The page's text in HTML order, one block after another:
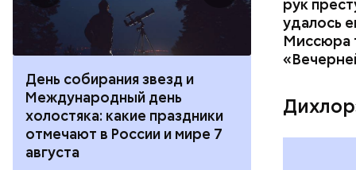
День собирания звезд и
Международный день
холостяка: какие праздники
отмечают в России и мире 7
августа
и
праздники
рук
удалось
Миссюра